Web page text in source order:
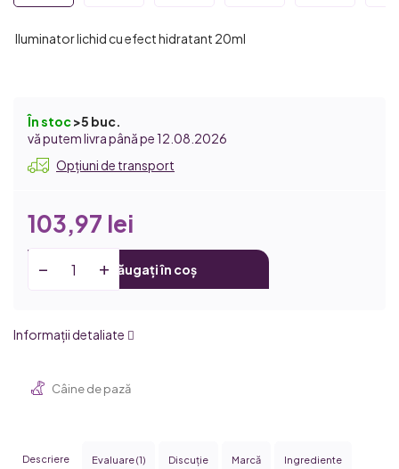
5
Iluminator lichid cu efect hidratant 20ml
În stoc>5 buc.
12.08.2026
Opțiuni de transport
103,97 lei
Adăugați în coș
Informaţii detaliate
Câine de pază
Descriere Evaluare (1) Discuţie Marcă Ingrediente